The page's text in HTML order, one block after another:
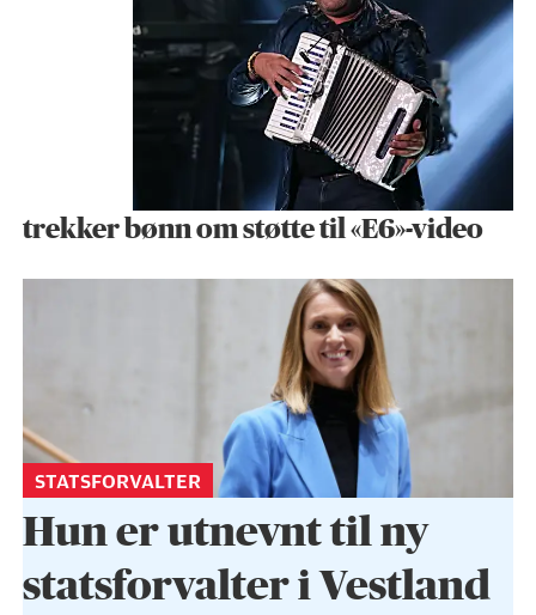
trekker bønn om støtte til «E6»-video
STATSFORVALTER
Hun er utnevnt til ny
statsforvalter i Vestland